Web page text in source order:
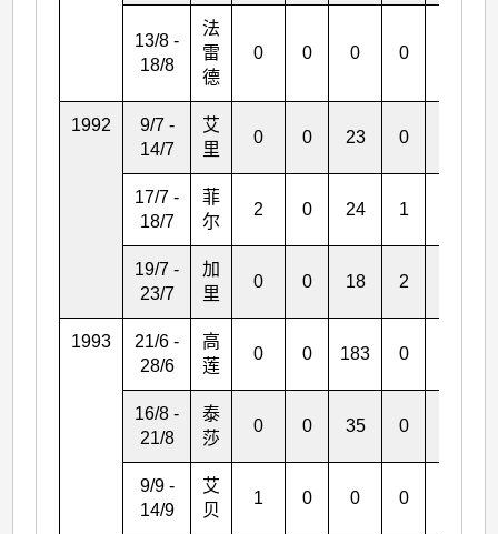
13/8 -
18/8
法
雷
德
0 0 0 0
1992
9/7 -
14/7
艾
里
0 0 23 0
17/7 -
18/7
菲
尔
2 0 24 1
19/7 -
23/7
加
里
0 0 18 2
1993
21/6 -
28/6
高
莲
0 0 183 0
16/8 -
21/8
泰
莎
0 0 35 0
9/9 -
14/9
艾
贝
1 0 0 0